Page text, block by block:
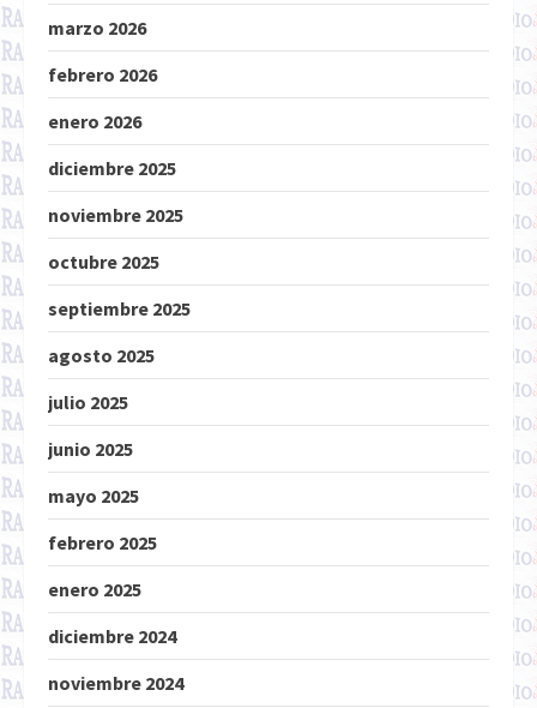
marzo 2026
febrero 2026
enero 2026
diciembre 2025
noviembre 2025
octubre 2025
septiembre 2025
agosto 2025
julio 2025
junio 2025
mayo 2025
febrero 2025
enero 2025
diciembre 2024
noviembre 2024